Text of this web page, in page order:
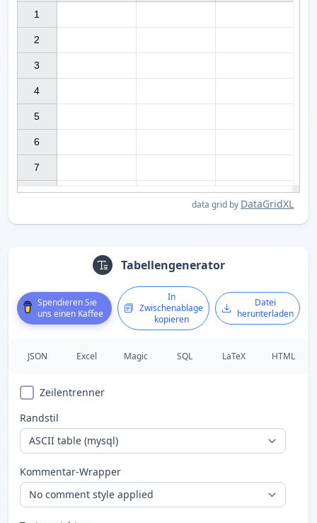
1
2
3
4
5
6
7
data grid by DataGridXL
Tabellengenerator
Spendieren Sie
uns einen Kaffee
In
Zwischenablage
kopieren
Datei
herunterladen
JSON Excel Magic SQL LaTeX HTML
Zeilentrenner
Randstil
Kommentar-Wrapper